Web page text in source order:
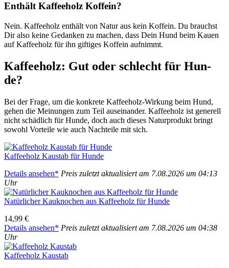
Ent­hält Kaf­fee­holz Kof­fe­in?
Nein. Kaf­fee­holz ent­hält von Natur aus kein Kof­fe­in. Du brauchst
Dir also kei­ne Gedan­ken zu machen, dass Dein Hund beim Kau­en
auf Kaf­fee­holz für ihn gif­ti­ges Kof­fe­in auf­nimmt.
Kaf­fee­holz: Gut oder schlecht für Hun­
de?
Bei der Fra­ge, um die kon­kre­te Kaf­fee­holz-Wir­kung beim Hund,
gehen die Mei­nun­gen zum Teil aus­ein­an­der. Kaf­fee­holz ist gene­rell
nicht schäd­lich für Hun­de, doch auch die­ses Natur­pro­dukt bringt
sowohl Vor­tei­le wie auch Nach­tei­le mit sich.
Kaf­fee­holz Kau­stab für Hun­de
Details anse­hen* Preis zuletzt aktua­li­siert am 7.08.2026 um 04:13
Uhr
Natür­li­cher Kau­kno­chen aus Kaf­fee­holz für Hun­de
14,99 €
Details anse­hen* Preis zuletzt aktua­li­siert am 7.08.2026 um 04:38
Uhr
Kaf­fee­holz Kau­stab